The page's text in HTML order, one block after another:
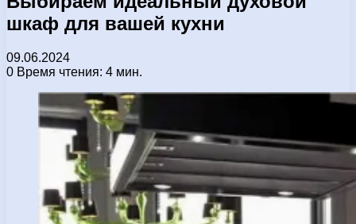
шкаф для вашей кухни
09.06.2024
0 Время чтения: 4 мин.